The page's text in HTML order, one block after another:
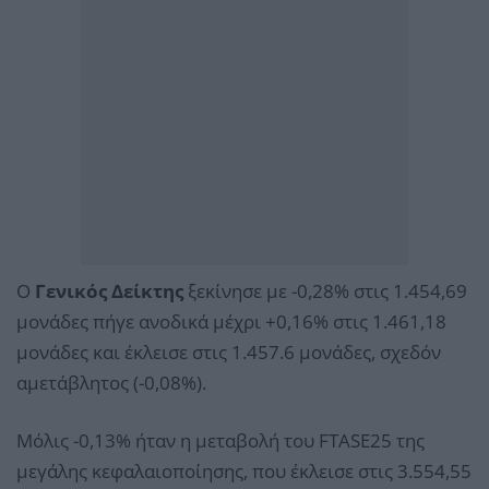
Ο Γενικός Δείκτης ξεκίνησε με -0,28% στις 1.454,69
μονάδες πήγε ανοδικά μέχρι +0,16% στις 1.461,18
μονάδες και έκλεισε στις 1.457.6 μονάδες, σχεδόν
αμετάβλητος (-0,08%).
Μόλις -0,13% ήταν η μεταβολή του FTASE25 της
μεγάλης κεφαλαιοποίησης, που έκλεισε στις 3.554,55